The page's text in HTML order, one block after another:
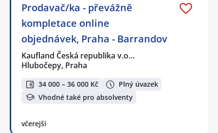
Prodavač/ka - převážně
kompletace online
objednávek, Praha - Barrandov
Kaufland Česká republika v.o…
Hlubočepy, Praha
34 000 – 36 000 Kč
Plný úvazek
Vhodné také pro absolventy
včerejší